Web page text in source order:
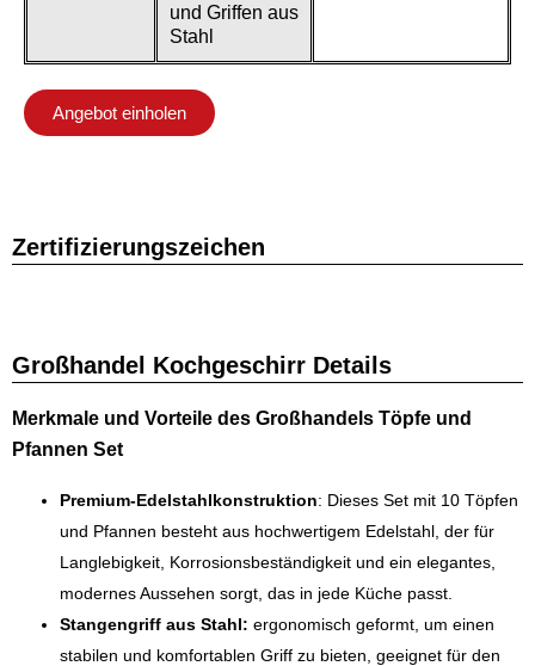
und Griffen aus
Stahl
Angebot einholen
Zertifizierungszeichen
Großhandel Kochgeschirr Details
Merkmale und Vorteile des Großhandels Töpfe und
Pfannen Set
Premium-Edelstahlkonstruktion: Dieses Set mit 10 Töpfen
und Pfannen besteht aus hochwertigem Edelstahl, der für
Langlebigkeit, Korrosionsbeständigkeit und ein elegantes,
modernes Aussehen sorgt, das in jede Küche passt.
Stangengriff aus Stahl: ergonomisch geformt, um einen
stabilen und komfortablen Griff zu bieten, geeignet für den